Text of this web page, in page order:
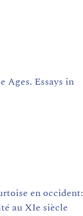
Essays in
en occident:
au XIe siècle